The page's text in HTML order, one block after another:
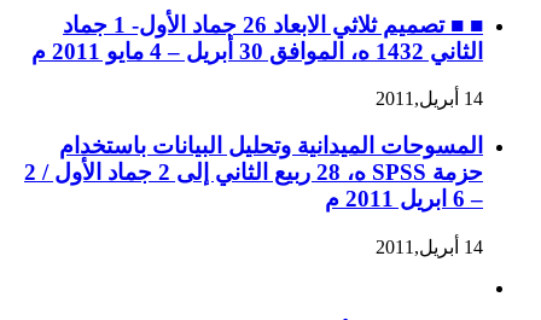
■ ■ تصميم ثلاثي الابعاد 26 جماد الأول- 1 جماد
الثاني 1432 ه، الموافق 30 أبريل – 4 مايو 2011 م
14 أبريل,2011
المسوحات الميدانية وتحليل البيانات باستخدام
حزمة SPSS ه، 28 ربيع الثاني إلى 2 جماد الأول / 2
– 6 ابريل 2011 م
14 أبريل,2011